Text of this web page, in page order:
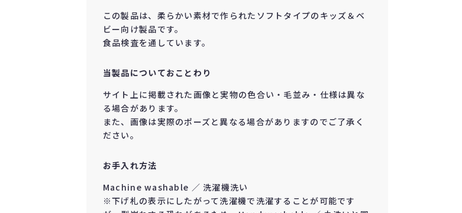
この製品は、柔らかい素材で作られたソフトタイプのキッズ＆ベ
ビー向け製品です。
食品検査を通しています。
当製品についておことわり
サイト上に掲載された画像と実物の色合い・毛並み・仕様は異な
る場合があります。
また、画像は実際のポーズと異なる場合がありますのでご了承く
ださい。
お手入れ方法
Machine washable ／ 洗濯機洗い
※下げ札の表示にしたがって洗濯機で洗濯することが可能です